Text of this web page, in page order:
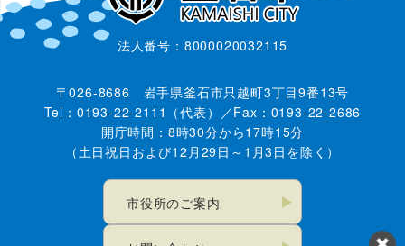
法人番号：8000020032115
〒026-8686 岩手県釜石市只越町3丁目9番13号
Tel：0193-22-2111（代表）／Fax：0193-22-2686
開庁時間：8時30分から17時15分
（土日祝日および12月29日～1月3日を除く）
市役所のご案内